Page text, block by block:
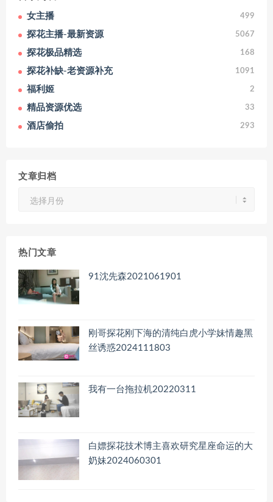
女主播 499
探花主播-最新资源 5067
探花极品精选 168
探花补缺-老资源补充 1091
福利姬 2
精品资源优选 33
酒店偷拍 293
文章归档
热门文章
91沈先森2021061901
刚哥探花刚下海的清纯白虎小学妹情趣黑
丝诱惑2024111803
我有一台拖拉机20220311
白嫖探花技术博主喜欢研究星座命运的大
奶妹2024060301